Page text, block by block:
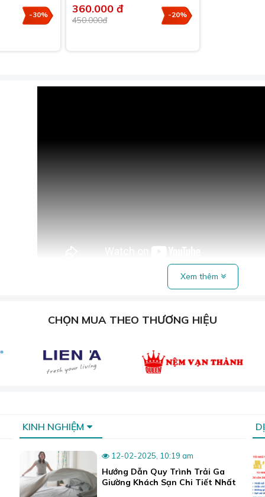
-30% 360.000 đ
450.000đ
-20%
Video tham khảo rèm lá dọc.
còn gọi là rèm sáo dọc, rèm lá lật, rèm lá sách,
hoạt, chất liệu cao cấp và khả năng điều chỉnh
thẩm mỹ cho mọi không gian.
Xem thêm
CHỌN MUA THEO THƯƠNG HIỆU
KINH NGHIỆM
12-02-2025, 10:19 am
Hướng Dẫn Quy Trình Trải Ga
Giường Khách Sạn Chi Tiết Nhất